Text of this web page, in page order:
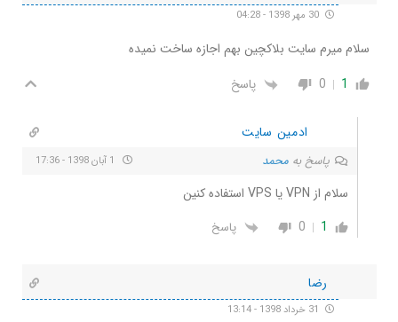
سلام میرم سایت بلاکچین بهم اجازه ساخت نمیده
1
0 پاسخ
ادمین سایت
پاسخ به محمد
سلام از VPN یا VPS استفاده کنین
1
0 پاسخ
رضا